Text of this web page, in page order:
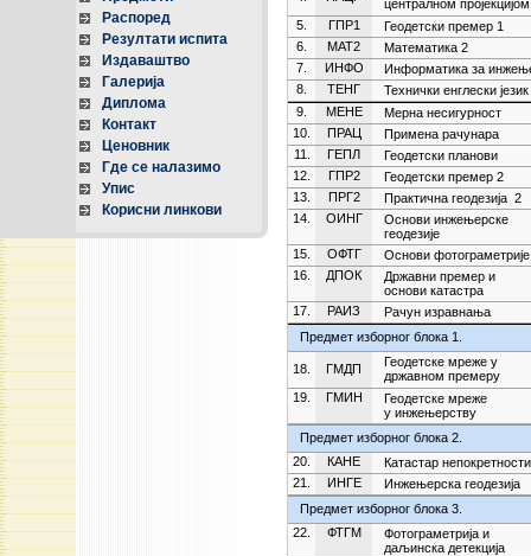
Распоред
Резултати испита
Издаваштво
Галерија
Диплома
Контакт
Ценовник
Где се налазимо
Упис
Корисни линкови
централном пројекцијом
5.
ГПР1
Геодетски премер 1
6.
МАТ2
Математика 2
7.
ИНФО
Информатика за
8.
ТЕНГ
Технички енглески језик
9.
МЕНЕ
Мерна несигурност
10.
ПРАЦ
Примена рачунара
11.
ГЕПЛ
Геодетски планови
12.
ГПР2
Геодетски премер 2
13.
ПРГ2
Практична геодезија 2
14.
ОИНГ
Основи инжењерске
геодезије
15.
ОФТГ
Основи фотограметрије
16.
ДПОК
Државни премер и
основи катастра
17.
РАИЗ
Рачун изравнања
Предмет изборног блока 1.
18. ГМДП
Геодетске мреже у
државном премеру
19.
ГМИН
Геодетске мреже
у инжењерству
Предмет изборног блока 2.
20.
КАНЕ
Катастар непокретности
21.
ИНГЕ
Инжењерска геодезија
Предмет изборног блока 3.
22.
ФТГМ
Фотограметрија и
даљинска детекција